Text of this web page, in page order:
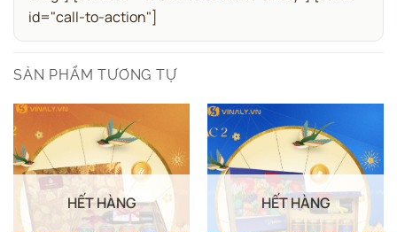
id="call-to-action"]
SẢN PHẨM TƯƠNG TỰ
HẾT HÀNG HẾT HÀNG